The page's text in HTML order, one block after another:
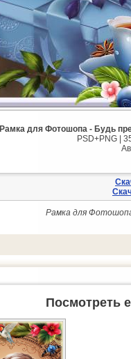
Рамка для Фотошопа - Будь
PSD+PNG |
Рамка для
Посмотреть